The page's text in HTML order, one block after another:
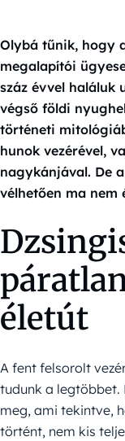
Olybá tűnik, hogy
megalapítói
száz évvel haláluk
végső földi
történeti
hunok vezérével,
nagykánjával. De
vélhetően ma nem
életút
A fent felsorolt
tudunk a legtöbbet.
meg, ami tekintve,
történt, nem kis